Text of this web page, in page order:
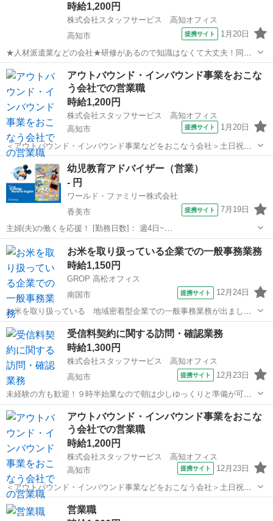
渡してご案内を見て頂いたか確認...
時給1,200円
株式会社スタッフサービス 高知オフィス
高知市
提携サイト 1月20日
★人材派遣業などの会社★研修があるので知識はなくて大丈夫！同業
務者もいるので安心です！ 【お願いしたいお仕事の内容】ビジネ
スフォン・複合機・回線・数十万～数百万の情報機器の販売(ルートセ
ールス)、営業さんの販売促進のサ...
高知 営業
アウトバウンド・インバウンド事業をおこな
う会社での営業職
時給1,200円
株式会社スタッフサービス 高知オフィス
高知市
提携サイト 1月20日
＜アウトバウンド・インバウンド事業などをおこなう会社＞土日祝休
みで週末ゆっくり♪長期勤務ご希望の方へおすすめです！ 【お仕
事の内容】▼同行訪問▼特約店の営業に同行しサポートする業務など
をお願いします。 ☆☆スタッフサ...
高知市 営業
幼児教育アドバイザー（営業）
- 円
ワールド・ファミリー株式会社
香美市
提携サイト 7月19日
主婦(夫)の働くを応援！ [勤務日数]： 週4日~
10:00~17:00/10:00~16:00/10:00~15:00/09:30~14:00 [勤務地・最寄
駅]： 高知県香美市 ※勤務エリア選択可 ワールド・ファ...
高知 営業
お米を取り扱っている企業での一般事務業務
時給1,150円
GROP 高松オフィス
南国市
提携サイト 12月24日
お米を取り扱っている 地域密着型企業での一般事務業務が出ました♪
(雇入れ直後) ＜具体的なお仕事内容＞ 【受注・発注業務をお願いしま
す】 メール・FAX等、依頼があった内容を専用システムに入力したり
伝票を出力するお仕事...
高知 南国市 営業
受信料契約に関する訪問・確認業務
時給1,300円
株式会社スタッフサービス 高知オフィス
高知市
提携サイト 12月23日
未経験の方も歓迎！９時半始業なので朝は少しゆっくりと準備が可能
です！ 【お願いしたいお仕事の内容】受信料契約の手紙を送って
いるお宅へリストに沿って訪問、ご案内の確認、事務処理(訪問の履歴
登録など)などをお願いします。 ...
高知 営業
アウトバウンド・インバウンド事業をおこな
う会社での営業職
時給1,200円
株式会社スタッフサービス 高知オフィス
高知市
提携サイト 12月23日
＜アウトバウンド・インバウンド事業などをおこなう会社＞土日祝休
みで週末ゆっくり♪長期勤務ご希望の方へおすすめです！ 【お仕
事の内容】▼同行訪問▼特約店の営業に同行しサポートする業務など
高知 営業
営業職